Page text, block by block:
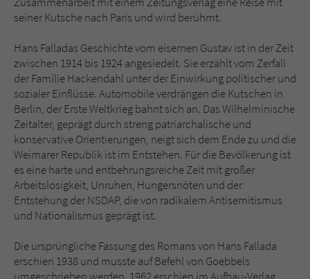
seiner Kutsche nach Paris und wird berühmt.
Hans Falladas Geschichte vom eisernen Gustav ist in der Zeit
zwischen 1914 bis 1924 angesiedelt. Sie erzählt vom Zerfall
der Familie Hackendahl unter der Einwirkung politischer und
sozialer Einflüsse. Automobile verdrängen die Kutschen in
Berlin, der Erste Weltkrieg bahnt sich an. Das Wilhelminische
Zeitalter, geprägt durch streng patriarchalische und
konservative Orientierungen, neigt sich dem Ende zu und die
Weimarer Republik ist im Entstehen. Für die Bevölkerung ist
es eine harte und entbehrungsreiche Zeit mit großer
Arbeitslosigkeit, Unruhen, Hungersnöten und der
Entstehung der NSDAP, die von radikalem Antisemitismus
und Nationalismus geprägt ist.
Die ursprüngliche Fassung des Romans von Hans Fallada
erschien 1938 und musste auf Befehl von Goebbels